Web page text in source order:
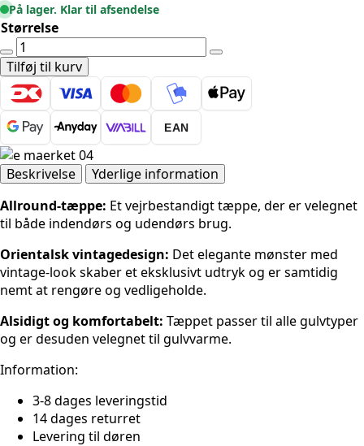
På lager. Klar til afsendelse
Størrelse
Hanse
Home-
Inde-
og
udetæppe
Almendro
-
Beige-
brun
antal
Tilføj til kurv
EAN
Beskrivelse
Yderlige information
Allround-tæppe: Et vejrbestandigt tæppe, der er velegnet
til både indendørs og udendørs brug.
Orientalsk vintagedesign: Det elegante mønster med
vintage-look skaber et eksklusivt udtryk og er samtidig
nemt at rengøre og vedligeholde.
Alsidigt og komfortabelt: Tæppet passer til alle gulvtyper
og er desuden velegnet til gulvvarme.
Information:
3-8 dages leveringstid
14 dages returret
Levering til døren